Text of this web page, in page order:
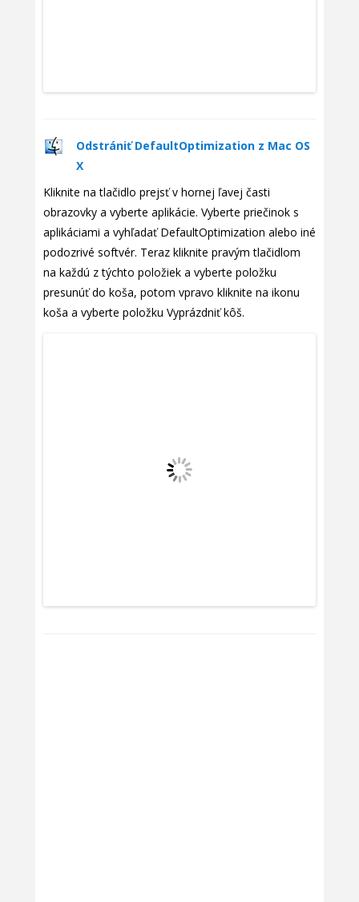
Odstrániť DefaultOptimization z Mac OS
X
Kliknite na tlačidlo prejsť v hornej ľavej časti
obrazovky a vyberte aplikácie. Vyberte priečinok s
aplikáciami a vyhľadať DefaultOptimization alebo iné
podozrivé softvér. Teraz kliknite pravým tlačidlom
na každú z týchto položiek a vyberte položku
presunúť do koša, potom vpravo kliknite na ikonu
koša a vyberte položku Vyprázdniť kôš.